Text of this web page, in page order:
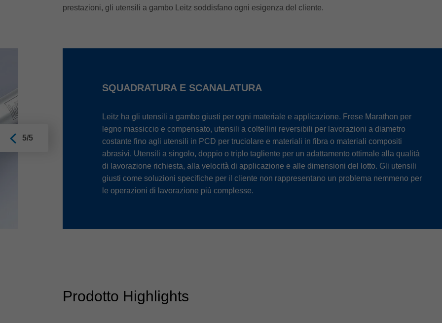
prestazioni, gli utensili a gambo Leitz soddisfano ogni esigenza del cliente.
SQUADRATURA E SCANALATURA
Leitz ha gli utensili a gambo giusti per ogni materiale e applicazione. Frese Marathon per
legno massiccio e compensato, utensili a coltellini reversibili per lavorazioni a diametro
costante fino agli utensili in PCD per truciolare e materiali in fibra o materiali compositi
abrasivi. Utensili a singolo, doppio o triplo tagliente per un adattamento ottimale alla qualità
di lavorazione richiesta, alla velocità di applicazione e alle dimensioni del lotto. Gli utensili
giusti come soluzioni specifiche per il cliente non rappresentano un problema nemmeno per
le operazioni di lavorazione più complesse.
5/5
Prodotto Highlights